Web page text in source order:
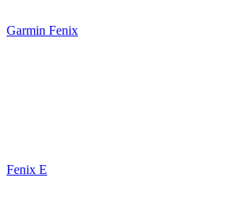
Garmin Fenix
Fenix E